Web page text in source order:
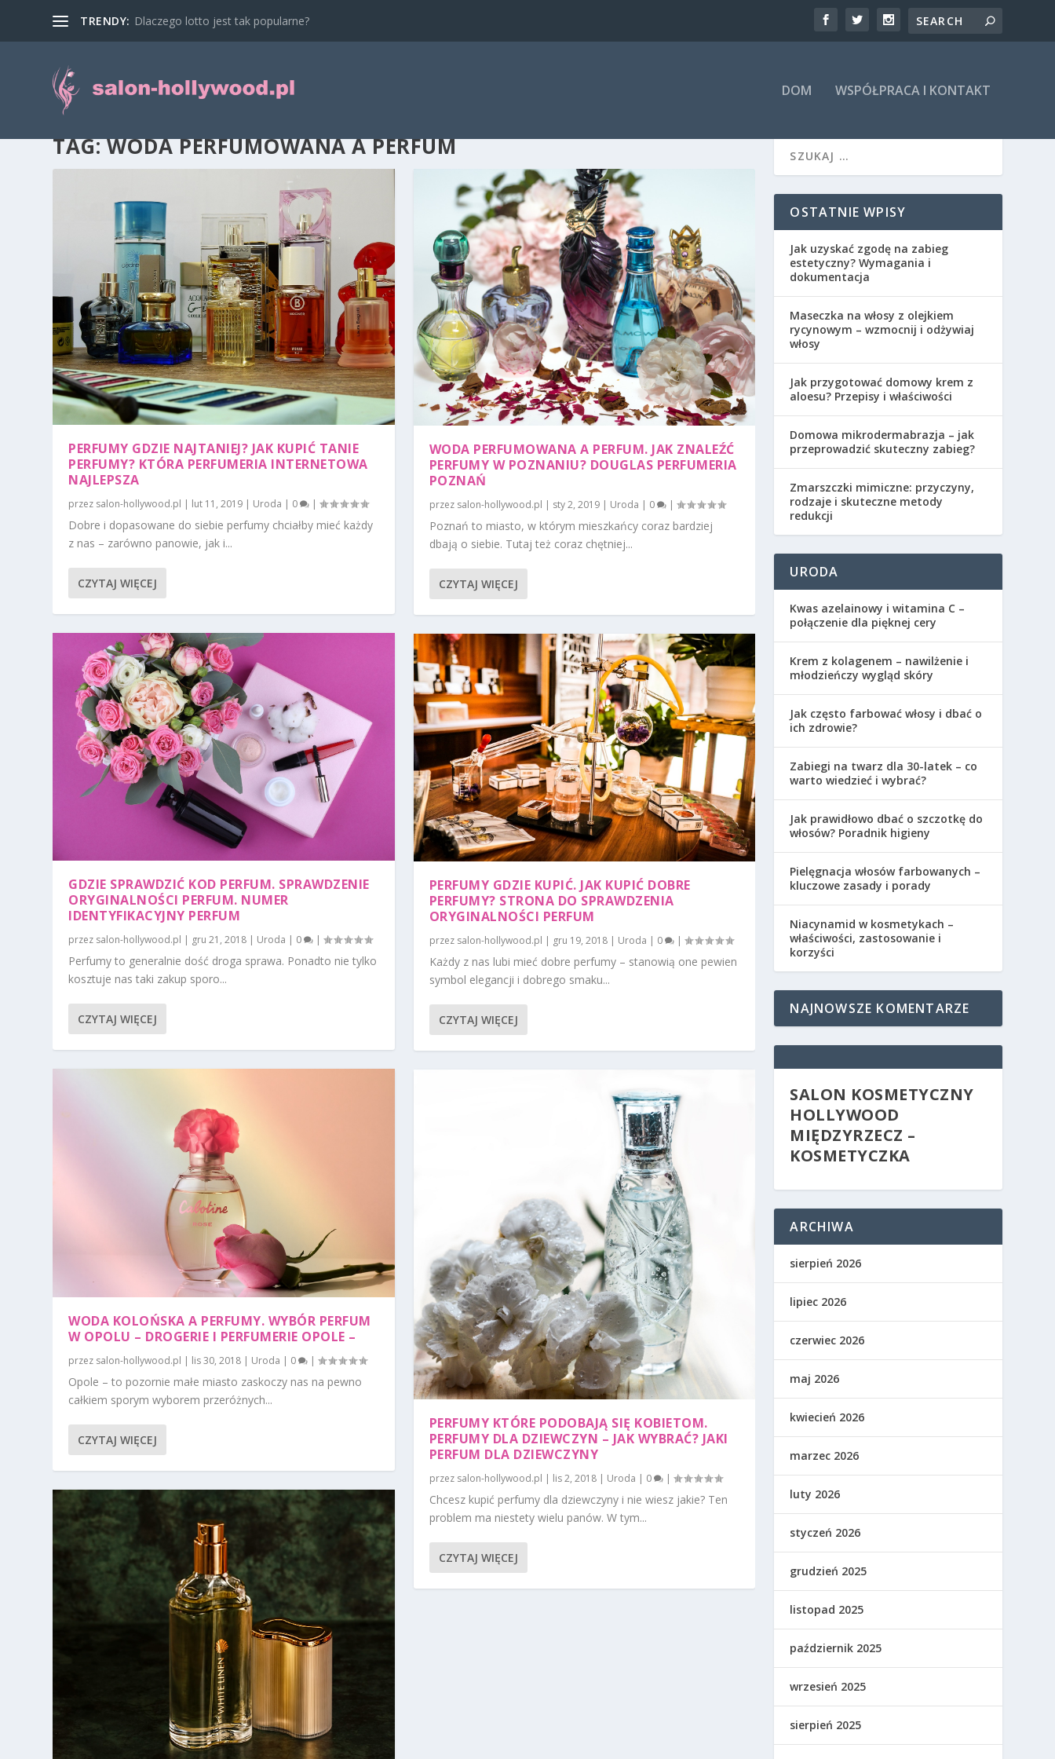
TRENDY: Dlaczego lotto jest tak popularne?
DOM WSPÓŁPRACA I KONTAKT
TAG:WODA PERFUMOWANA A PERFUM
PERFUMY GDZIE NAJTANIEJ? JAK KUPIĆ TANIE
PERFUMY? KTÓRA PERFUMERIA INTERNETOWA
NAJLEPSZA
przez salon-hollywood.pl | lut 11, 2019 | Uroda | 0 |
Dobre i dopasowane do siebie perfumy chciałby mieć każdy
z nas – zarówno panowie, jak i...
CZYTAJ WIĘCEJ
GDZIE SPRAWDZIĆ KOD PERFUM. SPRAWDZENIE
ORYGINALNOŚCI PERFUM. NUMER
IDENTYFIKACYJNY PERFUM
przez salon-hollywood.pl | gru 21, 2018 | Uroda | 0 |
Perfumy to generalnie dość droga sprawa. Ponadto nie tylko
kosztuje nas taki zakup sporo...
CZYTAJ WIĘCEJ
WODA KOLOŃSKA A PERFUMY. WYBÓR PERFUM
W OPOLU – DROGERIE I PERFUMERIE OPOLE –
przez salon-hollywood.pl | lis 30, 2018 | Uroda | 0 |
Opole – to pozornie małe miasto zaskoczy nas na pewno
całkiem sporym wyborem przeróżnych...
CZYTAJ WIĘCEJ
WODA PERFUMOWANA A PERFUM. JAK ZNALEŹĆ
PERFUMY W POZNANIU? DOUGLAS PERFUMERIA
POZNAŃ
przez salon-hollywood.pl | sty 2, 2019| Uroda | 0 |
Poznań to miasto, w którym mieszkańcy coraz bardziej
dbają o siebie. Tutaj też coraz chętniej...
CZYTAJ WIĘCEJ
PERFUMY GDZIE KUPIĆ. JAK KUPIĆ DOBRE
PERFUMY? STRONA DO SPRAWDZENIA
ORYGINALNOŚCI PERFUM
przez salon-hollywood.pl | gru 19, 2018| Uroda | 0 |
Każdy z nas lubi mieć dobre perfumy – stanowią one pewien
symbol elegancji i dobrego smaku...
CZYTAJ WIĘCEJ
PERFUMY KTÓRE PODOBAJĄ SIĘ KOBIETOM.
PERFUMY DLA DZIEWCZYN – JAK WYBRAĆ? JAKI
PERFUM DLA DZIEWCZYNY
przez salon-hollywood.pl | lis 2, 2018| Uroda | 0 |
Chcesz kupić perfumy dla dziewczyny i nie wiesz jakie? Ten
problem ma niestety wielu panów. W tym...
CZYTAJ WIĘCEJ
OSTATNIE WPISY
Jak uzyskać zgodę na zabieg
estetyczny? Wymagania i
dokumentacja
Maseczka na włosy z olejkiem
rycynowym – wzmocnij i odżywiaj
włosy
Jak przygotować domowy krem z
aloesu? Przepisy i właściwości
Domowa mikrodermabrazja – jak
przeprowadzić skuteczny zabieg?
Zmarszczki mimiczne: przyczyny,
rodzaje i skuteczne metody
redukcji
URODA
Kwas azelainowy i witamina C –
połączenie dla pięknej cery
Krem z kolagenem – nawilżenie i
młodzieńczy wygląd skóry
Jak często farbować włosy i dbać o
ich zdrowie?
Zabiegi na twarz dla 30-latek – co
warto wiedzieć i wybrać?
Jak prawidłowo dbać o szczotkę do
włosów? Poradnik higieny
Pielęgnacja włosów farbowanych –
kluczowe zasady i porady
Niacynamid w kosmetykach –
właściwości, zastosowanie i
korzyści
NAJNOWSZE KOMENTARZE
SALON KOSMETYCZNY
HOLLYWOOD
MIĘDZYRZECZ –
KOSMETYCZKA
ARCHIWA
sierpień 2026
lipiec 2026
czerwiec 2026
maj 2026
kwiecień 2026
marzec 2026
luty 2026
styczeń 2026
grudzień 2025
listopad 2025
październik 2025
wrzesień 2025
sierpień 2025